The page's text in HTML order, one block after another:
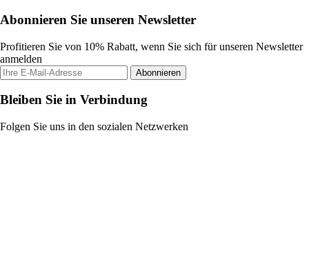
Abonnieren Sie unseren Newsletter
Profitieren Sie von 10% Rabatt, wenn Sie sich für unseren Newsletter
anmelden
Abonnieren
Bleiben Sie in Verbindung
Folgen Sie uns in den sozialen Netzwerken